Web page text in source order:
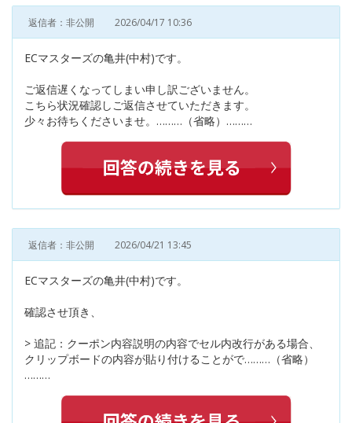
返信者：非公開 2026/04/17 10:36
ECマスターズの亀井(中村)です。
ご返信遅くなってしまい申し訳ございません。
こちら状況確認しご返信させていただきます。
少々お待ちくださいませ。………（省略）………
返信者：非公開 2026/04/21 13:45
ECマスターズの亀井(中村)です。
確認させ頂き、
> 追記：クーポン内容説明の内容でセル内改行がある場合、
クリップボードの内容が貼り付けることがで………（省略）
………